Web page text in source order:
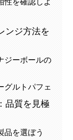
ンジ方法を
ジーボールの
グルトパフェ
品質を見極
品を選ぼう